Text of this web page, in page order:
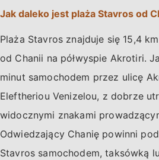
Jak daleko jest plaża Stavros od
Plaża Stavros znajduje się 15,4
od Chanii na półwyspie Akrotiri.
minut samochodem przez ulicę
Eleftheriou Venizelou, z dobrze
widocznymi znakami
Odwiedzający Chanię powinni
Stavros samochodem, taksówką